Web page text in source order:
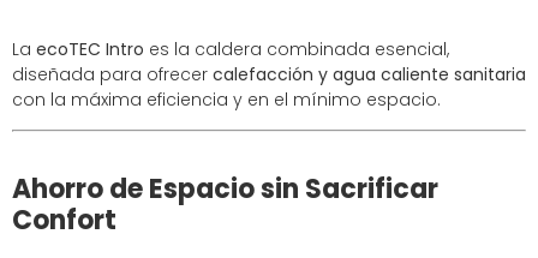
La ecoTEC Intro es la caldera combinada esencial,
diseñada para ofrecer calefacción y agua caliente sanitaria
con la máxima eficiencia y en el mínimo espacio.
Ahorro de Espacio sin Sacrificar
Confort